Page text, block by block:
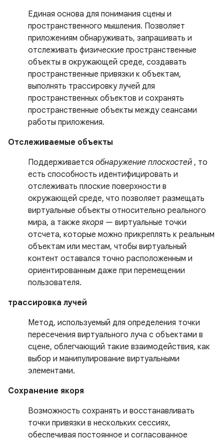
Единая основа для понимания сцены и
пространственного мышления. Позволяет
приложениям обнаруживать, запрашивать и
отслеживать физические пространственные
объекты в окружающей среде, создавать
пространственные привязки к объектам,
выполнять трассировку лучей для
пространственных объектов и сохранять
пространственные объекты между сеансами
работы приложения.
Отслеживаемые объекты
Поддерживается обнаружение плоскостей , то
есть способность идентифицировать и
отслеживать плоские поверхности в
окружающей среде, что позволяет размещать
виртуальные объекты относительно реального
мира, а такжеякоря — виртуальные точки
отсчета, которые можно прикреплять к реальным
объектам или местам, чтобы виртуальный
контент оставался точно расположенным и
ориентированным даже при перемещении
пользователя.
трассировка лучей
Метод, используемый для определения точки
пересечения виртуального луча с объектами в
сцене, облегчающий такие взаимодействия, как
выбор и манипулирование виртуальными
элементами.
Сохранение якоря
Возможность сохранять и восстанавливать
точки привязки в нескольких сессиях,
обеспечивая постоянное и согласованное